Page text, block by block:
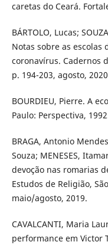
caretas do Ceará.
BÁRTOLO, Lucas;
Notas sobre as escolas
coronavírus. Cadernos
p. 194-203, agosto,
BOURDIEU, Pierre. A
Paulo: Perspectiva,
BRAGA, Antonio
Souza; MENESES,
devoção nas romarias
Estudos de Religião,
maio/agosto, 2019.
CAVALCANTI, Maria
performance em Victor